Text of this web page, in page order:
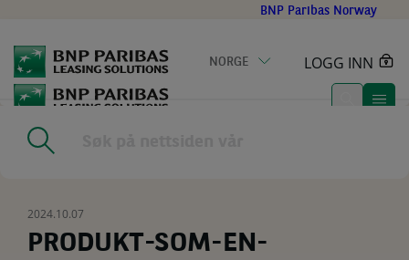
main
content
BNP Paribas Norway
NORGE LOGG INN
Home
“ET VESENTLIG BIDRAG TIL OVERGANGEN TIL EN SIRKULÆR
2024.10.07
PRODUKT-SOM-EN-